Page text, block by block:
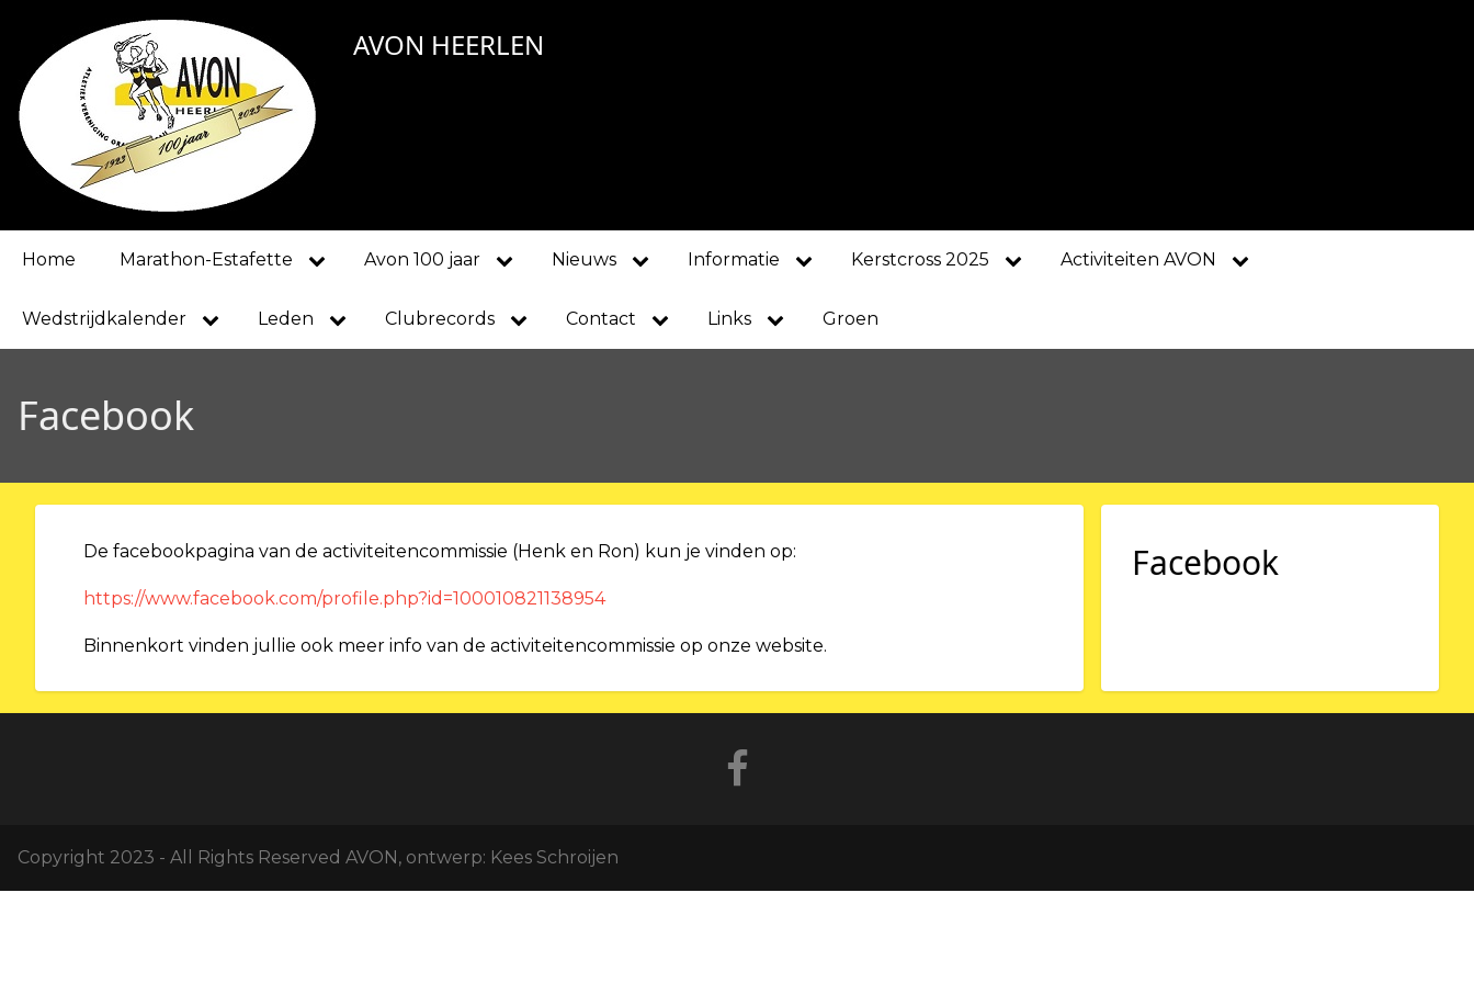
naar
de
inhoud
gaan
AVON HEERLEN
Main
navigation
Home Marathon-Estafette Avon 100 jaar Nieuws Informatie Kerstcross 2025 Activiteiten AVON
Wedstrijdkalender Leden Clubrecords Contact Links Groen
Facebook
De facebookpagina van de activiteitencommissie (Henk en Ron) kun je vinden op:
https://www.facebook.com/profile.php?id=100010821138954
Binnenkort vinden jullie ook meer info van de activiteitencommissie op onze website.
Facebook
Copyright 2023 - All Rights Reserved AVON, ontwerp: Kees Schroijen